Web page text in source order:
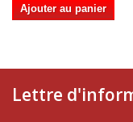
Ajouter au panier
Lettre